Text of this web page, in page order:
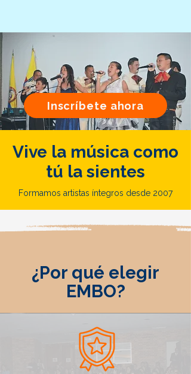
Inscríbete ahora
Vive la música como
tú la sientes
Formamos artistas íntegros desde 2007
¿Por qué elegir
EMBO?